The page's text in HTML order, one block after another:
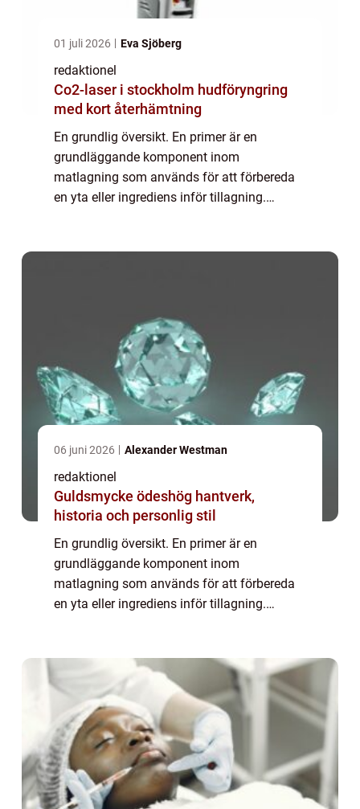
01 juli 2026 Eva Sjöberg
redaktionel
Co2-laser i stockholm hudföryngring
med kort återhämtning
En grundlig översikt. En primer är en
grundläggande komponent inom
matlagning som används för att förbereda
en yta eller ingrediens inför tillagning.
06 juni 2026 Alexander Westman
redaktionel
Guldsmycke ödeshög hantverk,
historia och personlig stil
En grundlig översikt. En primer är en
grundläggande komponent inom
matlagning som används för att förbereda
en yta eller ingrediens inför tillagning.
textur och presenta...